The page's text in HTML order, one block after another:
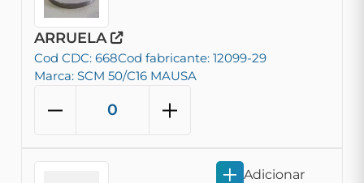
ARRUELA
Cod CDC: 668Cod fabricante: 12099-29
Marca: SCM 50/C16 MAUSA
Adicionar